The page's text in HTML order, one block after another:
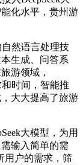
化水平，贵州游
然语言处理技
生成、问答系
游领域，
时间，智能推
大大提高了旅游
大模型，为用
输入简单的需
用户的需求，筛